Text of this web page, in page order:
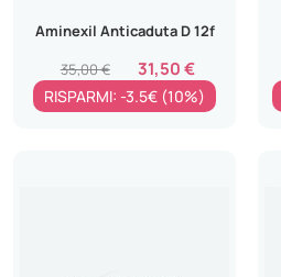
Aminexil Anticaduta D 12f
31,50 €
35,00 €
RISPARMI: -3.5€ (10%)